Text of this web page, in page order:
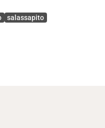
kumppani.
edellytys. Liike-
organisaation
ja taitojen suojaamisen
salassapito